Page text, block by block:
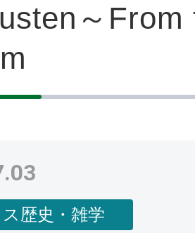
～From
歴史・雑学